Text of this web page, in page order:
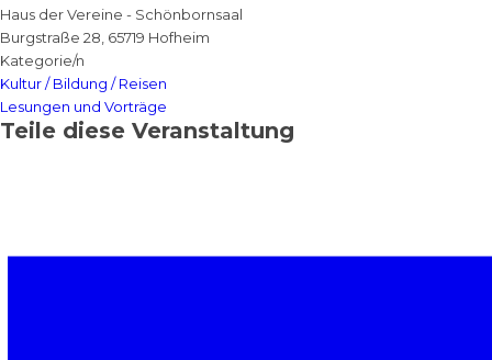
Haus der Vereine - Schönbornsaal
Burgstraße 28, 65719 Hofheim
Kategorie/n
Kultur / Bildung / Reisen
Lesungen und Vorträge
Teile diese Veranstaltung